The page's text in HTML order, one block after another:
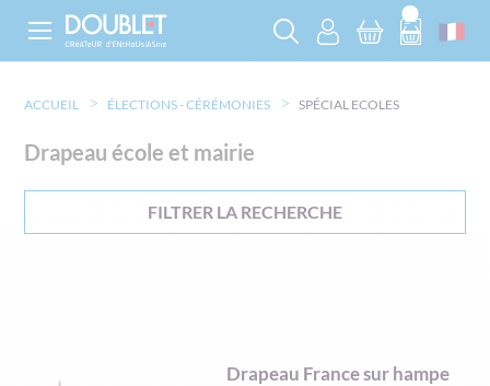
Drapeau France sur hampe
ACCUEIL ÉLECTIONS - CÉRÉMONIES SPÉCIAL ECOLES
Drapeau école et mairie
FILTRER LA RECHERCHE